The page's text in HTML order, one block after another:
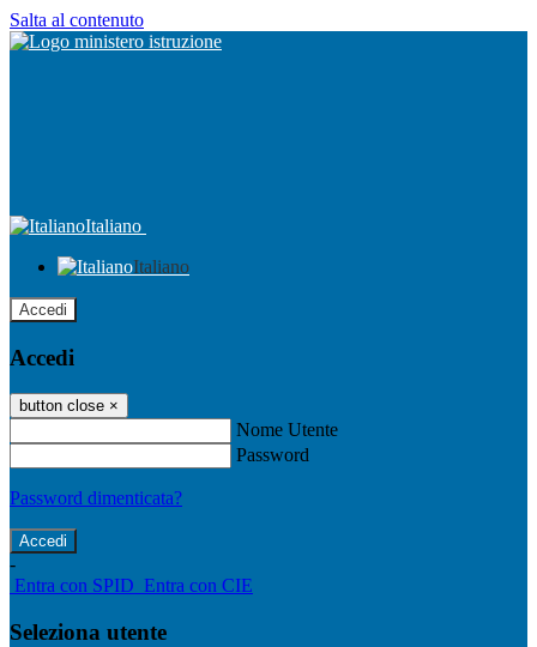
Salta al contenuto
Italiano
Italiano
Accedi
Accedi
button close ×
Nome Utente
Password
Password dimenticata?
-
Entra con SPID Entra con CIE
Seleziona utente